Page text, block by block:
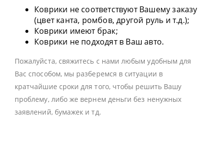
Коврики не соответствуют Вашему заказу
(цвет канта, ромбов, другой руль и т.д.);
Коврики имеют брак;
Коврики не подходят в Ваш авто.
Пожалуйста, свяжитесь с нами любым удобным для
Вас способом, мы разберемся в ситуации в
кратчайшие сроки для того, чтобы решить Вашу
проблему, либо же вернем деньги без ненужных
заявлений, бумажек и тд.